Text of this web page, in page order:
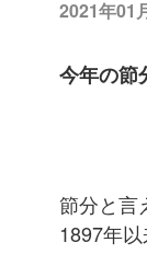
2021年01
今年の節
節分と言
1897年